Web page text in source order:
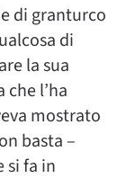
di granturco
di
la sua
l’ha
mostrato
basta –
si fa in